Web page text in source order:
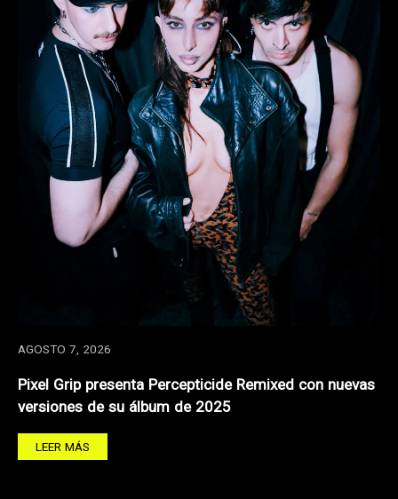
AGOSTO 7, 2026
Pixel Grip presenta Percepticide Remixed con nuevas
versiones de su álbum de 2025
LEER MÁS